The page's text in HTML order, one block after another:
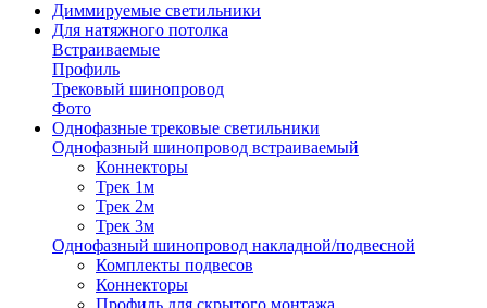
Диммируемые светильники
Для натяжного потолка
Встраиваемые
Профиль
Трековый шинопровод
Фото
Однофазные трековые светильники
Однофазный шинопровод встраиваемый
Коннекторы
Трек 1м
Трек 2м
Трек 3м
Однофазный шинопровод накладной/подвесной
Комплекты подвесов
Коннекторы
Профиль для скрытого монтажа